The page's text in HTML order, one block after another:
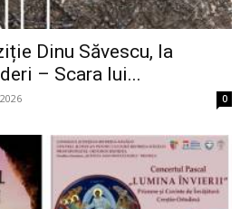
Dinu Săvescu, la
– Scara lui...
0